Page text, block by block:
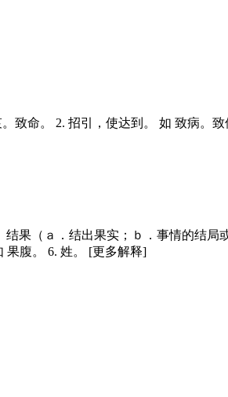
致命。 2. 招引，使达到。 如 致病。致
果（ａ．结出果实；ｂ．事情的结局
果腹。 6. 姓。 [更多解释]